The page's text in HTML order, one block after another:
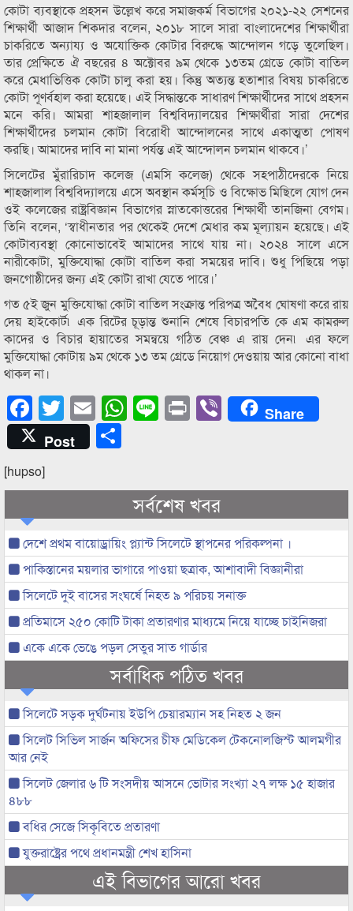
কোটা ব্যবস্থাকে প্রহসন উল্লেখ করে সমাজকর্ম বিভাগের ২০২১-২২ সেশনের
শিক্ষার্থী আজাদ শিকদার বলেন, ২০১৮ সালে সারা বাংলাদেশের শিক্ষার্থীরা
চাকরিতে অন্যায্য ও অযোক্তিক কোটার বিরুদ্ধে আন্দোলন গড়ে তুলেছিল।
তার প্রেক্ষিতে ঐ বছরের ৪ অক্টোবর ৯ম থেকে ১৩তম গ্রেডে কোটা বাতিল
করে মেধাভিত্তিক কোটা চালু করা হয়। কিন্তু অত্যন্ত হতাশার বিষয় চাকরিতে
কোটা পূণর্বহাল করা হয়েছে। এই সিদ্ধান্তকে সাধারণ শিক্ষার্থীদের সাথে প্রহসন
মনে করি। আমরা শাহজালাল বিশ্ববিদ্যালয়ের শিক্ষার্থীরা সারা দেশের
শিক্ষার্থীদের চলমান কোটা বিরোধী আন্দোলনের সাথে একাত্মতা পোষণ
করছি। আমাদের দাবি না মানা পর্যন্ত এই আন্দোলন চলমান থাকবে।’
সিলেটের মুঁরারিচাদ কলেজ (এমসি কলেজ) থেকে সহপাঠীদেরকে নিয়ে
শাহজালাল বিশ্ববিদ্যালয়ে এসে অবস্থান কর্মসূচি ও বিক্ষোভ মিছিলে যোগ দেন
ওই কলেজের রাষ্ট্রবিজ্ঞান বিভাগের স্নাতকোত্তরের শিক্ষার্থী তানজিনা বেগম।
তিনি বলেন, ‘স্বাধীনতার পর থেকেই দেশে মেধার কম মূল্যায়ন হয়েছে। এই
কোটাব্যবস্থা কোনোভাবেই আমাদের সাথে যায় না। ২০২৪ সালে এসে
নারীকোটা, মুক্তিযোদ্ধা কোটা বাতিল করা সময়ের দাবি। শুধু পিছিয়ে পড়া
জনগোষ্ঠীদের জন্য এই কোটা রাখা যেতে পারে।’
গত ৫ই জুন মুক্তিযোদ্ধা কোটা বাতিল সংক্রান্ত পরিপত্র অবৈধ ঘোষণা করে রায়
দেয় হাইকোর্ট৷ এক রিটের চূড়ান্ত শুনানি শেষে বিচারপতি কে এম কামরুল
কাদের ও বিচার হায়াতের সমন্বয়ে গঠিত বেঞ্চ এ রায় দেন৷ এর ফলে
মুক্তিযোদ্ধা কোটায় ৯ম থেকে ১৩ তম গ্রেডে নিয়োগ দেওয়ায় আর কোনো বাধা
থাকল না।
Facebook
Twitter
EmailWhatsApp
LinePrintViberShare
Post
[hupso]
সর্বশেষ খবর
দেশে প্রথম বায়োড্রায়িং প্ল্যান্ট সিলেটে স্থাপনের পরিকল্পনা ।
পাকিস্তানের ময়লার ভাগারে পাওয়া ছত্রাক, আশাবাদী বিজ্ঞানীরা
সিলেটে দুই বাসের সংঘর্ষে নিহত ৯ পরিচয় সনাক্ত
প্রতিমাসে ২৫০ কোটি টাকা প্রতারণার মাধ্যমে নিয়ে যাচ্ছে চাইনিজরা
একে একে ভেঙে পড়ল সেতুর সাত গার্ডার
সর্বাধিক পঠিত খবর
সিলেটে সড়ক দুর্ঘটনায় ইউপি চেয়ারম্যান সহ নিহত ২ জন
সিলেট সিভিল সার্জন অফিসের চীফ মেডিকেল টেকনোলজিস্ট আলমগীর
আর নেই
সিলেট জেলার ৬ টি সংসদীয় আসনে ভোটার সংখ্যা ২৭ লক্ষ ১৫ হাজার
৪৮৮
বধির সেজে সিকৃবিতে প্রতারণা
যুক্তরাষ্ট্রের পথে প্রধানমন্ত্রী শেখ হাসিনা
এই বিভাগের আরো খবর